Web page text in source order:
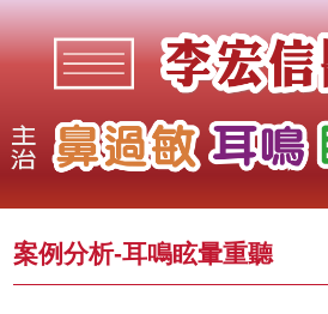
案例分析-耳鳴眩暈重聽